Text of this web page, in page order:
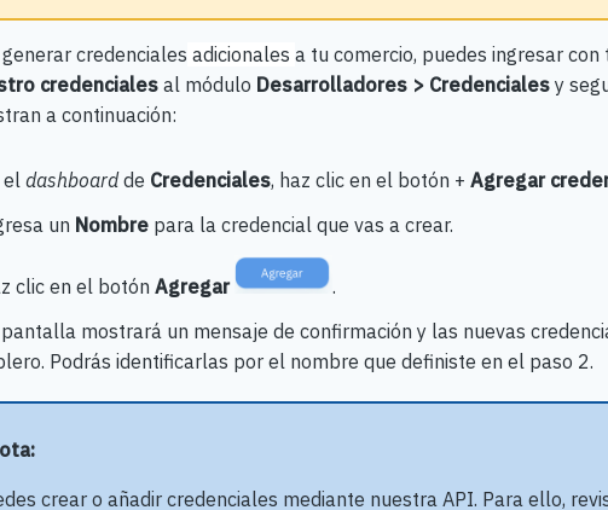
credenciales adicionales a tu comercio, puedes ingresar con
credencialesal módulo Desarrolladores > Credencialesy
a continuación:
el dashboardde Credenciales, haz clic en el botón + Agregar
un Nombrepara la credencial que vas a crear.
clic en el botón Agregar
.
pantalla mostrará un mensaje de confirmación y las nuevas
Podrás identificarlas por el nombre que definiste en el paso 2.
crear o añadir credenciales mediante nuestra API. Para ello,